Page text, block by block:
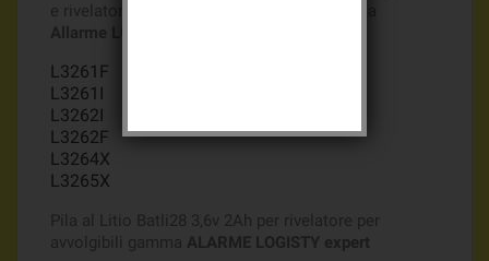
e rivelatore di apertura multicontatto gamma
Allarme
L3261F
L3261I
L3262I
L3262F
L3264X
L3265X
Pila al Litio Batli28 3,6v 2Ah per rivelatore per
avvolgibili gamma ALARME LOGISTY expert